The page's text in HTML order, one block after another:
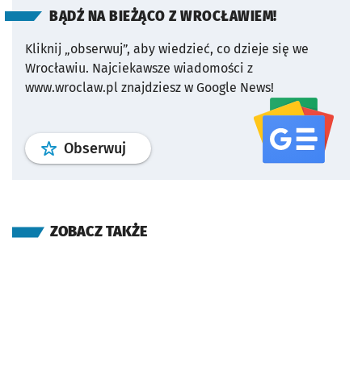
BĄDŹ NA BIEŻĄCO Z WROCŁAWIEM!
Kliknij „obserwuj”, aby wiedzieć, co dzieje się we
Wrocławiu. Najciekawsze wiadomości z
www.wroclaw.pl znajdziesz w Google News!
Obserwuj profil serwisu
ZOBACZ TAKŻE